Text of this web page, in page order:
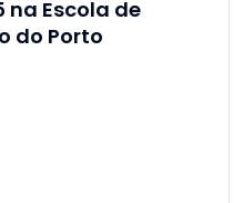
na Escola de
do Porto